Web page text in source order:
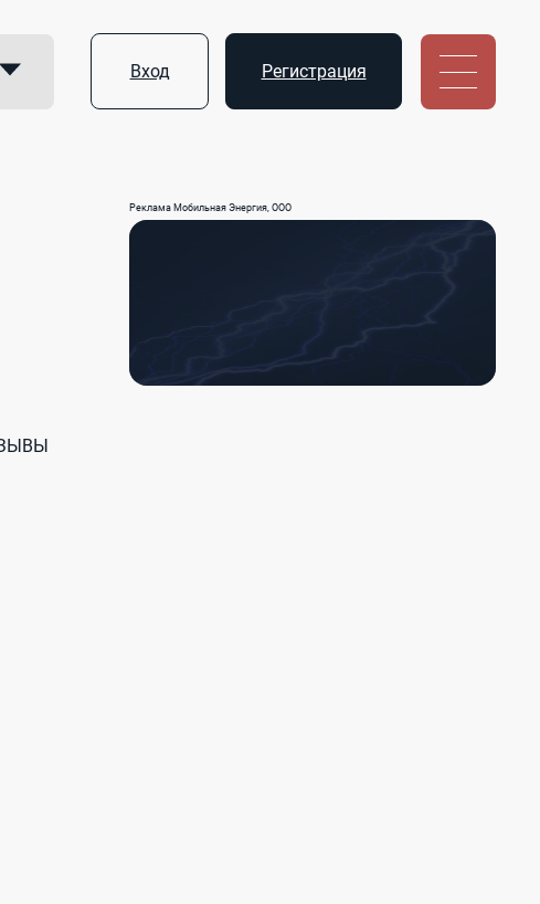
Вход Регистрация
Реклама Мобильная Энергия, ООО